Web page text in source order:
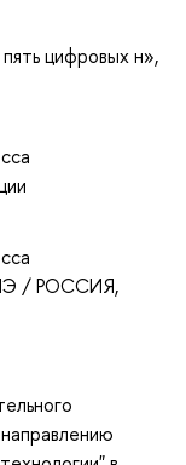
цифровых н»,
/ РОССИЯ,